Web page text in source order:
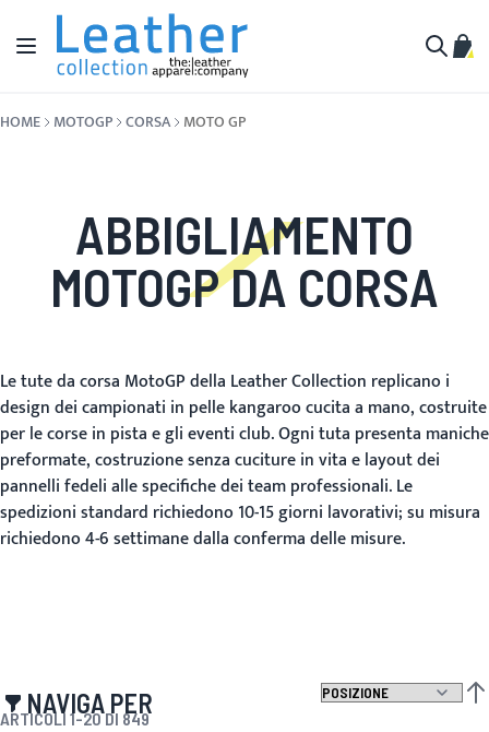
Salta al contenuto
Toggle Nav
HOME MOTOGP CORSA MOTO GP
ABBIGLIAMENTO
MOTOGP DA CORSA
Le tute da corsa MotoGP della Leather Collection replicano i
design dei campionati in pelle kangaroo cucita a mano, costruite
per le corse in pista e gli eventi club. Ogni tuta presenta maniche
preformate, costruzione senza cuciture in vita e layout dei
pannelli fedeli alle specifiche dei team professionali. Le
spedizioni standard richiedono 10-15 giorni lavorativi; su misura
richiedono 4-6 settimane dalla conferma delle misure.
NAVIGA PER
ARTICOLI 1-20DI 849